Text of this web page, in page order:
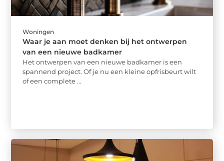
Woningen
Waar je aan moet denken bij het ontwerpen
van een nieuwe badkamer
Het ontwerpen van een nieuwe badkamer is een
spannend project. Of je nu een kleine opfrisbeurt wilt
of een complete ...